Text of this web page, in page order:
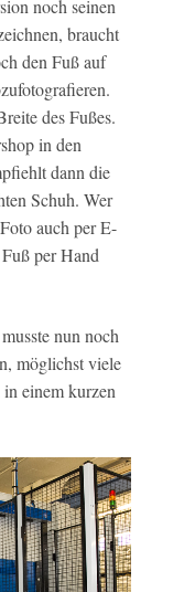
noch seinen
braucht
den Fuß auf
des Fußes.
in den
dann die
Schuh. Wer
auch per E-
per Hand
nun noch
möglichst viele
einem kurzen